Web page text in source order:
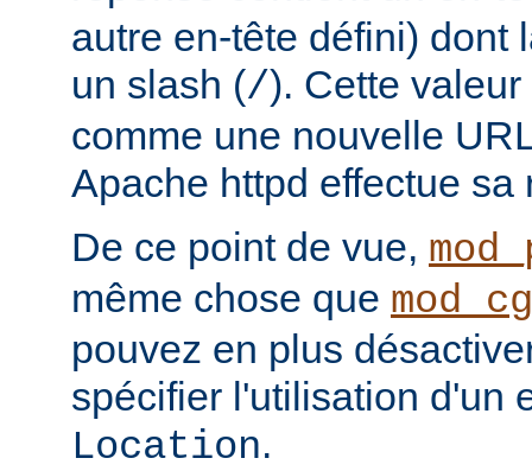
autre en-tête défini) dont
un slash (/). Cette
comme une nouvelle
Apache httpd effectue sa
De ce point de vue,
même chose que
pouvez en plus
spécifier l'utilisation d'un
Location.